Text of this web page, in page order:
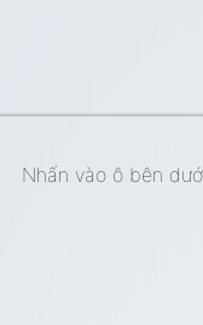
Nhấn vào ô bên